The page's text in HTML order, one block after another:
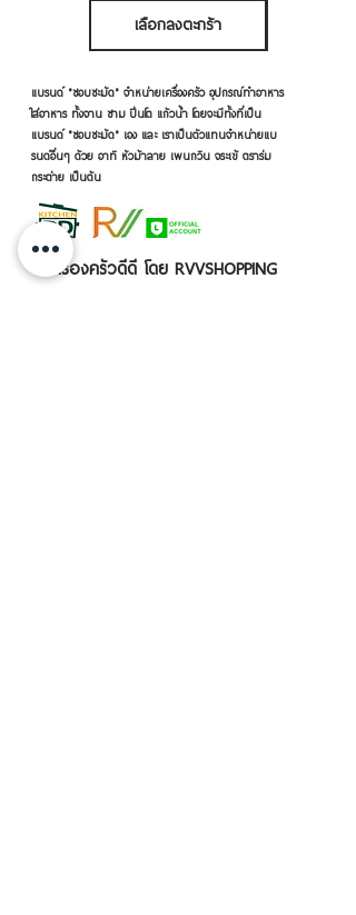
เลือกลงตะกร้า
แบรนด์ "ชอบชะมัด" จำหน่ายเครื่องครัว อุปกรณ์ทำอาหาร
ใส่อาหาร ทั้งจาน ชาม ปิ่นโต แก้วน้ำ โดยจะมีทั้งที่เป็น
แบรนด์ "ชอบชะมัด" เอง และ เราเป็นตัวแทนจำหน่ายแบ
รนด์อื่นๆ ด้วย อาทิ หัวม้าลาย เพนกวิน จระเข้ ตราร่ม
กระต่าย เป็นต้น
เครื่องครัวดีดี โดย RVVSHOPPING